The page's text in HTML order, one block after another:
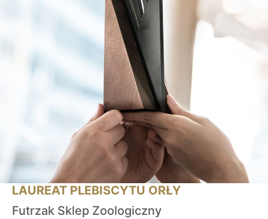
LAUREAT PLEBISCYTU ORŁY
Futrzak Sklep Zoologiczny